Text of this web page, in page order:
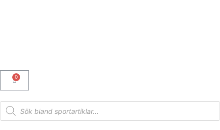
0
Varukorg
Products
search